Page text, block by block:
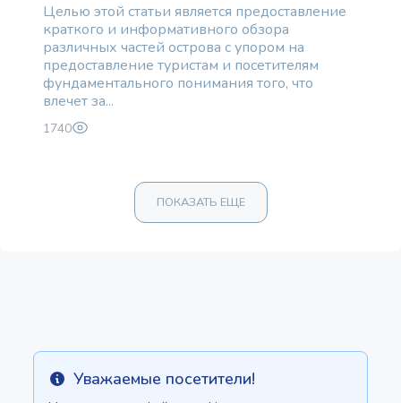
Целью этой статьи является предоставление
краткого и информативного обзора
различных частей острова с упором на
предоставление туристам и посетителям
фундаментального понимания того, что
влечет за...
1740
ПОКАЗАТЬ ЕЩЕ
Info Уважаемые посетители!